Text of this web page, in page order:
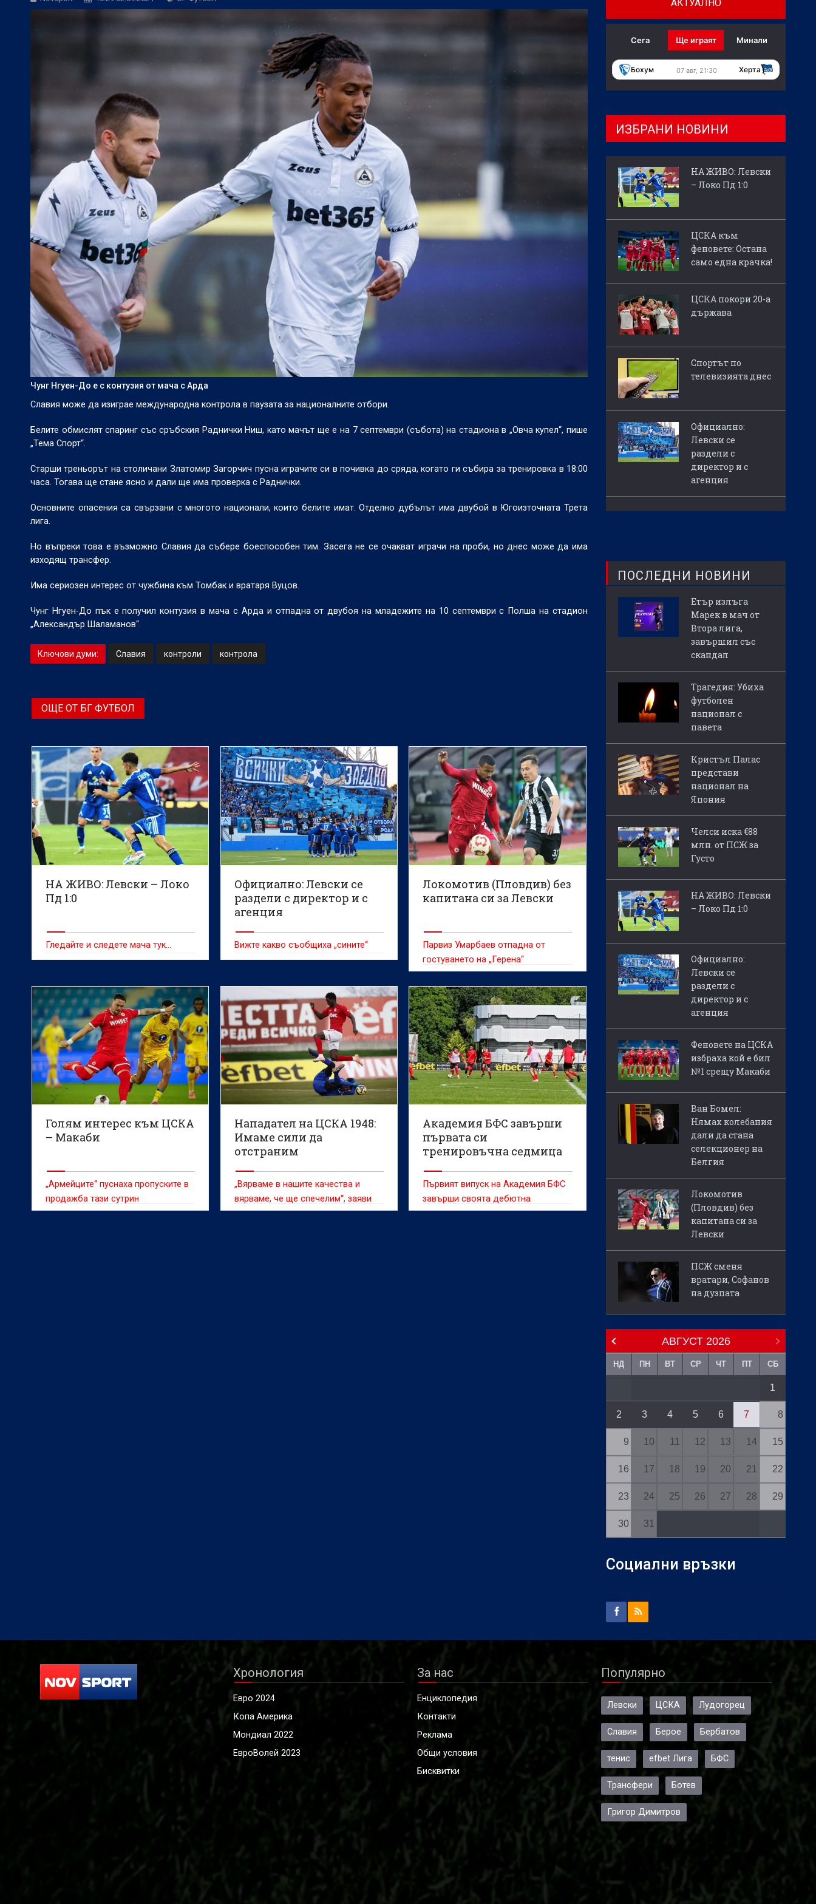
БГ Футбол:ЦСКА към феновете: Остана само една крачка!
ЦСКА покори 20-а държава
Чунг Нгуен-До е с контузия от мача с Арда
Славия може да изиграе международна контрола в паузата за националните отбори.
Белите обмислят спаринг със сръбския Раднички Ниш, като мачът ще е на 7 септември (събота) на стадиона в „Овча купел“, пише
„Тема Спорт“.
Старши треньорът на столичани Златомир Загорчич пусна играчите си в почивка до сряда, когато ги събира за тренировка в 18:00
часа. Тогава ще стане ясно и дали ще има проверка с Раднички.
Основните опасения са свързани с многото национали, които белите имат. Отделно дубълът има двубой в Югоизточната Трета
лига.
Но въпреки това е възможно Славия да събере боеспособен тим. Засега не се очакват играчи на проби, но днес може да има
изходящ трансфер.
Има сериозен интерес от чужбина към Томбак и вратаря Вуцов.
Чунг Нгуен-До пък е получил контузия в мача с Арда и отпадна от двубоя на младежите на 10 септември с Полша на стадион
„Александър Шаламанов“.
Ключови думи: Славия контроли контрола
ОЩЕ ОТ БГ ФУТБОЛ
НА ЖИВО: Левски – Локо
Пд 1:0
Гледайте и следете мача тук…
Официално: Левски се
раздели с директор и с
агенция
Вижте какво съобщиха „сините“
Локомотив (Пловдив) без
капитана си за Левски
Парвиз Умарбаев отпадна от
гостуването на „Герена“
Голям интерес към ЦСКА
– Макаби
„Армейците“ пуснаха пропуските в
продажба тази сутрин
Нападател на ЦСКА 1948:
Имаме сили да
отстраним
„Вярваме в нашите качества и
вярваме, че ще спечелим“, заяви
Мамаду Диало
Академия БФС завърши
първата си
тренировъчна седмица
проекта
Първият випуск на Академия БФС
завърши своята дебютна
тренировъчна седмица,
АКТУАЛНО
Сега Ще играят Минали
Бохум 07 авг, 21:30 Херта
ИЗБРАНИ НОВИНИ
НА ЖИВО: Левски
– Локо Пд 1:0
ЦСКА към
феновете: Остана
само една крачка!
ЦСКА покори 20-а
държава
Спортът по
телевизията днес
Официално:
Левски се
раздели с
директор и с
агенция
ПОСЛЕДНИ НОВИНИ
Етър излъга
Марек в мач от
Втора лига,
завършил със
скандал
Трагедия: Убиха
футболен
национал с
павета
Кристъл Палас
представи
национал на
Япония
Челси иска €88
млн. от ПСЖ за
Густо
НА ЖИВО: Левски
– Локо Пд 1:0
Официално:
Левски се
раздели с
директор и с
агенция
Феновете на ЦСКА
избраха кой е бил
№1 срещу Макаби
Ван Бомел:
Нямах колебания
дали да стана
селекционер на
Белгия
Локомотив
(Пловдив) без
капитана си за
Левски
ПСЖ сменя
вратари, Софанов
на дузпата
АВГУСТ 2026
НД ПН ВТ СР ЧТ ПТ СБ
1
2 3 4 5 6 7 8
9 10 11 12 13 14 15
16 17 18 19 20 21 22
23 24 25 26 27 28 29
30 31
Социални връзки
Хронология
Евро 2024
Копа Америка
Мондиал 2022
ЕвроВолей 2023
За нас
Енциклопедия
Контакти
Реклама
Общи условия
Бисквитки
Популярно
Левски ЦСКА Лудогорец
Славия Берое Бербатов
тенис efbet Лига БФС
Трансфери Ботев
Григор Димитров